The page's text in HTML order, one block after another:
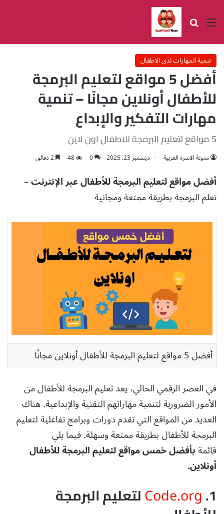
القائمة بحث عن
تنمية المهارات لدى الاطفال
أفضل 5 مواقع لتعليم البرمجة
للأطفال أونلاين مجانًا – تنمية
مهارات التفكير والإبداع
5 مواقع لتعليم البرمجة للاطفال اون لاين
مدونة الاسرة العربية ديسمبر 23, 2025 0
48
أفضل مواقع لتعليم البرمجة للأطفال عبر الإنترنت–
تعلم البرمجة بطريقة ممتعة ومجانية
أفضل 5 مواقع لتعليم البرمجة للأطفال أونلاين مجانًا
في العصر الرقمي الحالي، يعد تعليم البرمجة للأطفال من
الأمور الضرورية لتنمية مهاراتهم التقنية والإبداعية. هناك
العديد من المواقع التي تقدم دورات وبرامج تفاعلية لتعليم
البرمجة للأطفال بطريقة ممتعة وسهلة. فيما يلي
قائمةبأفضل خمس مواقع لتعليم البرمجة للأطفال
أونلاين.
1.
Code.orgلتعليم البرمجة